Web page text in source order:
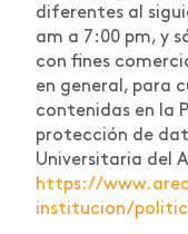
diferentes al
am a 7:00 pm, y
con fines
en general, para
contenidas en la
protección de
Universitaria del
https://
institucion/